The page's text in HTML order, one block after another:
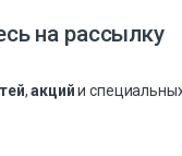
на рассылку
,акцийи